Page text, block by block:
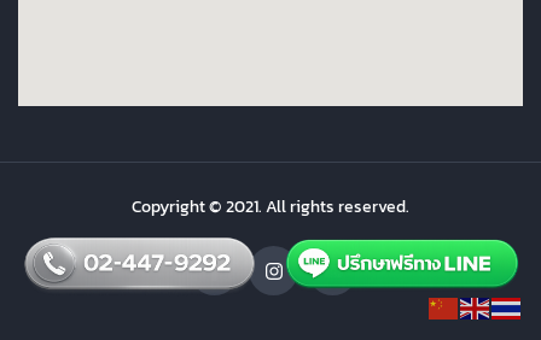
Copyright © 2021. All rights reserved.